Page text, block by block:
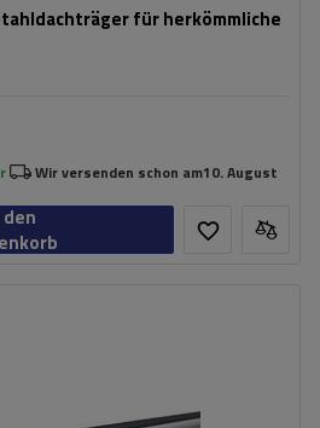
für herkömmliche
Wir versenden schon am10. August
den